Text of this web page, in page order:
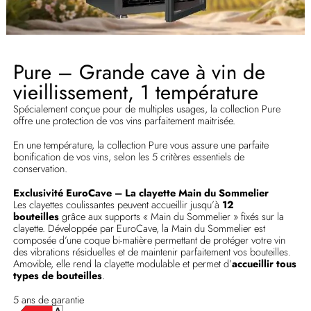
Pure – Grande cave à vin de
vieillissement, 1 température
Spécialement conçue pour de multiples usages, la collection Pure
offre une protection de vos vins parfaitement maitrisée.
En une température, la collection Pure vous assure une parfaite
bonification de vos vins, selon les 5 critères essentiels de
conservation.
Exclusivité EuroCave – La clayette Main du Sommelier
Les clayettes coulissantes peuvent accueillir jusqu’à 12
bouteillesgrâce aux supports « Main du Sommelier » fixés sur la
clayette. Développée par EuroCave, la Main du Sommelier est
composée d’une coque bi-matière permettant de protéger votre vin
des vibrations résiduelles et de maintenir parfaitement vos bouteilles.
Amovible, elle rend la clayette modulable et permet d’accueillir tous
types de bouteilles.
5 ans de garantie